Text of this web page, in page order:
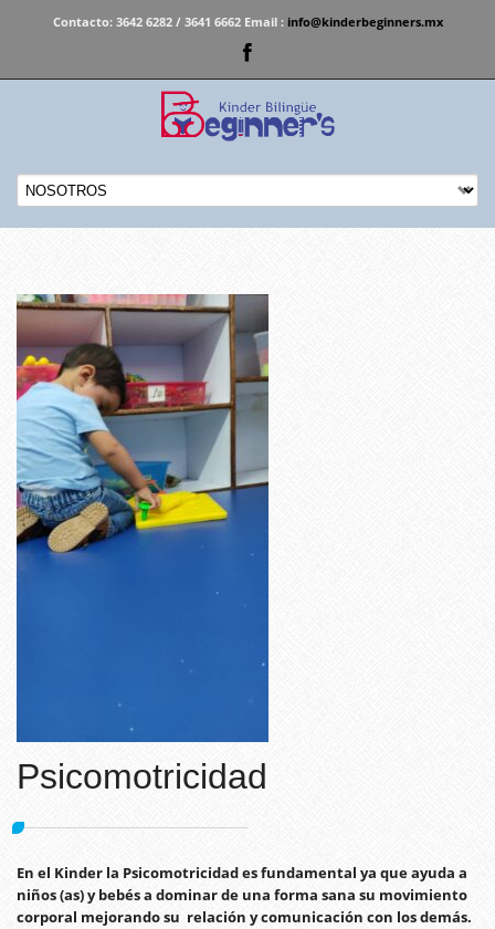
Contacto:3642 6282 / 3641 6662 Email : info@kinderbeginners.mx
Psicomotricidad
En el Kinder la Psicomotricidad es fundamental ya que ayuda a
niños (as) y bebés a dominar de una forma sana su movimiento
corporal mejorando su relación y comunicación con los demás.